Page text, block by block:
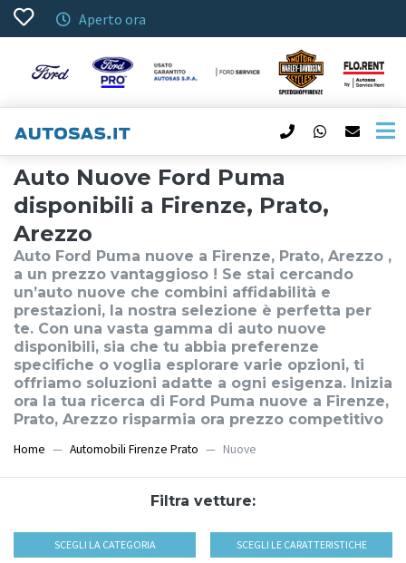
Aperto ora
Auto Nuove Ford Puma
disponibili a Firenze, Prato,
Arezzo
Auto Ford Puma nuove a Firenze, Prato, Arezzo ,
a un prezzo vantaggioso ! Se stai cercando
un’auto nuove che combini affidabilità e
prestazioni, la nostra selezione è perfetta per
te. Con una vasta gamma di auto nuove
disponibili, sia che tu abbia preferenze
specifiche o voglia esplorare varie opzioni, ti
offriamo soluzioni adatte a ogni esigenza. Inizia
ora la tua ricerca di Ford Puma nuove a Firenze,
Prato, Arezzo risparmia ora prezzo competitivo
Home Automobili Firenze Prato Nuove
Filtra vetture:
SCEGLI LA CATEGORIA SCEGLI LE CARATTERISTICHE